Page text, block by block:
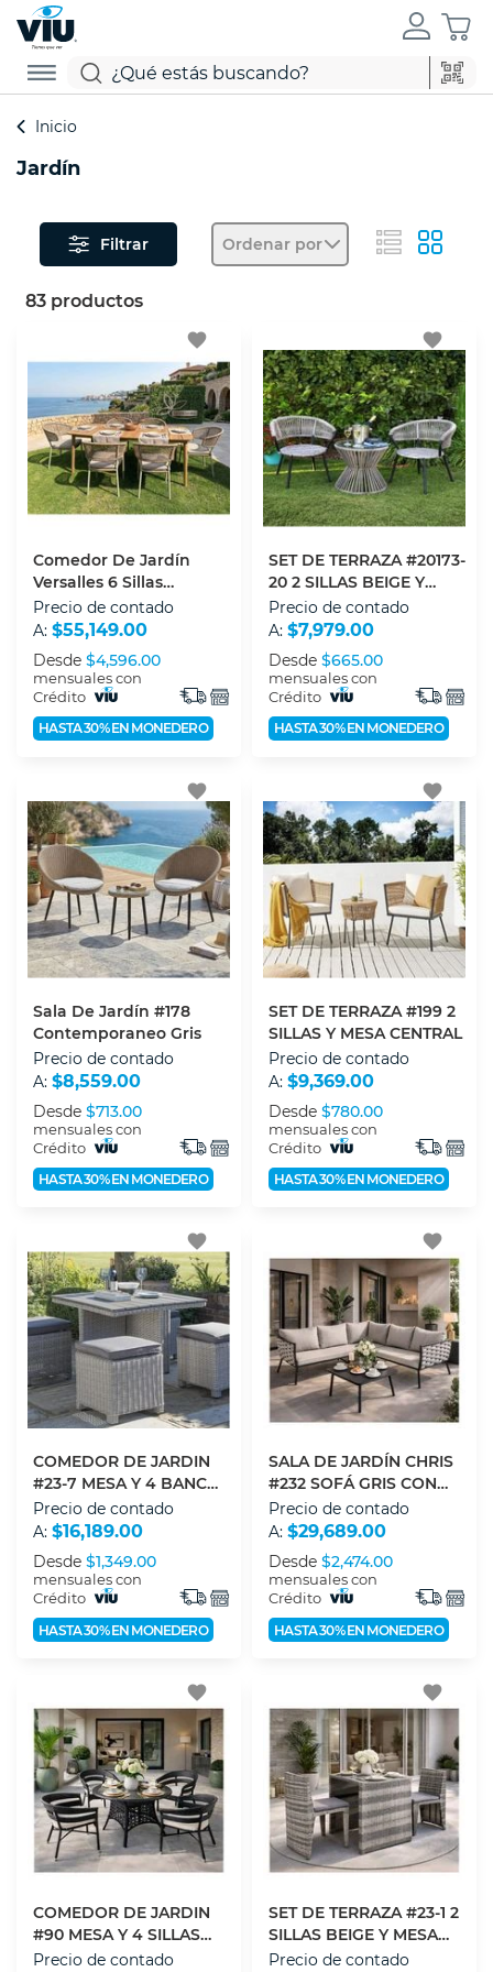
Inicio
Jardín
Filtrar Ordenar por
83 productos
favorite
Comedor De Jardín
Versalles 6 Sillas
Contemporaneo Café
Precio de contado
A: $55,149.00
Desde $4,596.00
mensuales con
Crédito
HASTA 30% EN MONEDERO
favorite
SET DE TERRAZA #20173-
20 2 SILLAS BEIGE Y
MESA CENTRAL
Precio de contado
A: $7,979.00
Desde $665.00
mensuales con
Crédito
HASTA 30% EN MONEDERO
favorite
Sala De Jardín #178
Contemporaneo Gris
Precio de contado
A: $8,559.00
Desde $713.00
mensuales con
Crédito
HASTA 30% EN MONEDERO
favorite
SET DE TERRAZA #199 2
SILLAS Y MESA CENTRAL
Precio de contado
A: $9,369.00
Desde $780.00
mensuales con
Crédito
HASTA 30% EN MONEDERO
favorite
COMEDOR DE JARDIN
#23-7 MESA Y 4 BANCOS
GRIS
Precio de contado
A: $16,189.00
Desde $1,349.00
mensuales con
Crédito
HASTA 30% EN MONEDERO
favorite
SALA DE JARDÍN CHRIS
#232 SOFÁ GRIS CON
MESA CENTRAL
Precio de contado
A: $29,689.00
Desde $2,474.00
mensuales con
Crédito
HASTA 30% EN MONEDERO
favorite
COMEDOR DE JARDIN
#90 MESA Y 4 SILLAS
GRIS
Precio de contado
favorite
SET DE TERRAZA #23-1 2
SILLAS BEIGE Y MESA
CENTRAL
Precio de contado